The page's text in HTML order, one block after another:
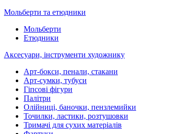
Мольберти та етюдники
Мольберти
Етюдники
Аксесуари, інструменти художнику
Арт-бокси, пенали, стакани
Арт-сумки, тубуси
Гіпсові фігури
Палітри
Олійниці, баночки, пензлемийки
Точилки, ластики, розтушовки
Тримачі для сухих матеріалів